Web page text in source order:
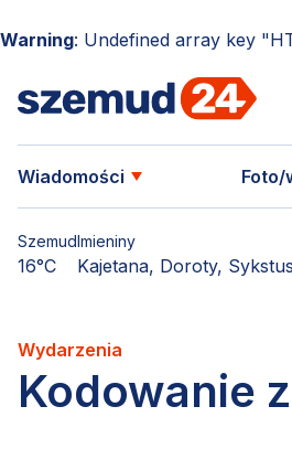
Warning: Undefined array key
Wiadomości Foto/
Szemud
16°C
Imieniny
Kajetana, Doroty,
Donimierz i
Wydarzenia
Kodowanie